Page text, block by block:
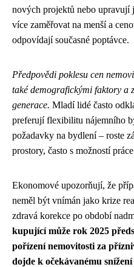
nových projektů nebo upravují
více zaměřovat na menší a
odpovídají současné poptávce.
Předpovědi poklesu cen
také demografickými faktory a
generace. Mladí lidé často
preferují flexibilitu nájemního
požadavky na bydlení – roste
prostory, často s možností
Ekonomové upozorňují, že
neměl být vnímán jako krize
zdravá korekce po období
kupující může rok 2025
pořízení nemovitosti za
dojde k očekávanému